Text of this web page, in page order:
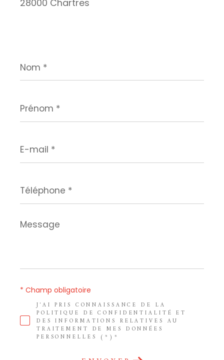
28000 Chartres
*
*
mail
*
*
Message
*
J'AI PRIS CONNAISSANCE DE LA
POLITIQUE DE CONFIDENTIALITÉ ET
DES INFORMATIONS RELATIVES AU
TRAITEMENT DE MES DONNÉES
PERSONNELLES (*)*
* Champ obligatoire